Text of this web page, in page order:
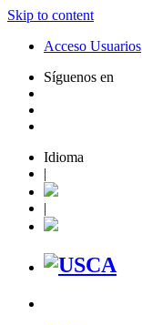
Skip to content
Acceso Usuarios
Síguenos en
Idioma
|
|